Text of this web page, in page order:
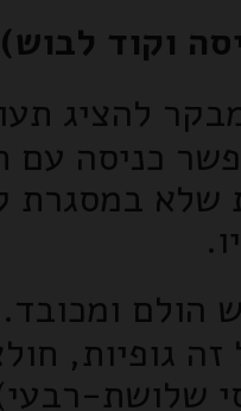
וקוד
להציג
כניסה
מגיע לכנסת שלא
הולם
גופיות,
שלושת-